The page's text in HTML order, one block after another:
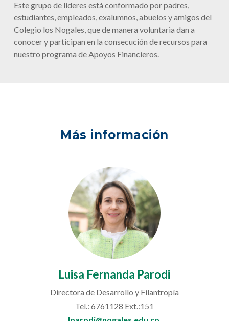
Este grupo de líderes está conformado por padres,
estudiantes, empleados, exalumnos, abuelos y amigos del
Colegio los Nogales, que de manera voluntaria dan a
conocer y participan en la consecución de recursos para
nuestro programa de Apoyos Financieros.
Más información
Luisa Fernanda Parodi
Directora de Desarrollo y Filantropía
Tel.: 6761128 Ext.:151